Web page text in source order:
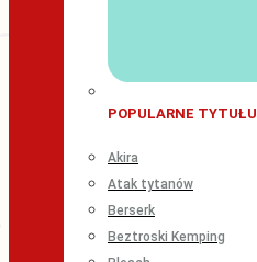
POPULARNE TYTUŁU
Akira
Atak tytanów
Berserk
Beztroski Kemping